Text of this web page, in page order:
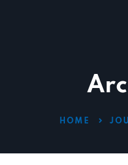
HOME